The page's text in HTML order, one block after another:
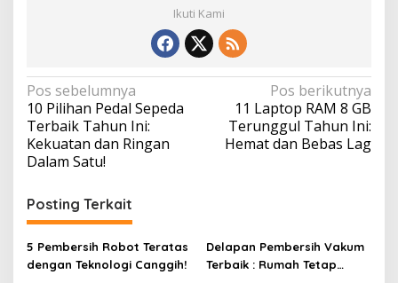
Ikuti Kami
N
a
v
i
g
a
s
i
Pos sebelumnya
10 Pilihan Pedal Sepeda
Terbaik Tahun Ini:
Kekuatan dan Ringan
Dalam Satu!
Pos berikutnya
11 Laptop RAM 8 GB
Terunggul Tahun Ini:
Hemat dan Bebas Lag
Posting Terkait
5 Pembersih Robot Teratas
dengan Teknologi Canggih!
Delapan Pembersih Vakum
Terbaik : Rumah Tetap